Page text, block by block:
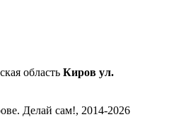
область Киров ул.
Делай сам!, 2014-2026